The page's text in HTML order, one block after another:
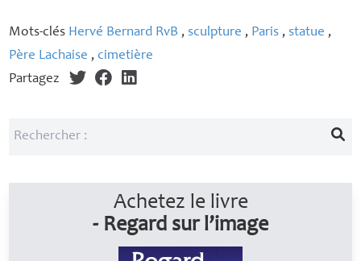
Mots-clés Hervé Bernard RvB ,sculpture , Paris ,statue ,
Père Lachaise ,cimetière
Partagez
Achetez le livre
- Regard sur l’image